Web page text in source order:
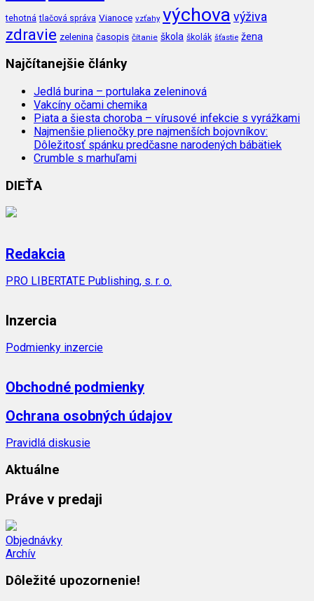
tehotná tlačová správa Vianoce vzťahy výchova výživa
zdravie zelenina časopis čítanie škola školák šťastie žena
Najčítanejšie články
Jedlá burina – portulaka zeleninová
Vakcíny očami chemika
Piata a šiesta choroba – vírusové infekcie s vyrážkami
Najmenšie plienočky pre najmenších bojovníkov:
Dôležitosť spánku predčasne narodených bábätiek
Crumble s marhuľami
DIEŤA
Redakcia
PRO LIBERTATE Publishing, s. r. o.
Inzercia
Podmienky inzercie
Obchodné podmienky
Ochrana osobných údajov
Pravidlá diskusie
Aktuálne
Práve v predaji
Objednávky
Archív
Dôležité upozornenie!